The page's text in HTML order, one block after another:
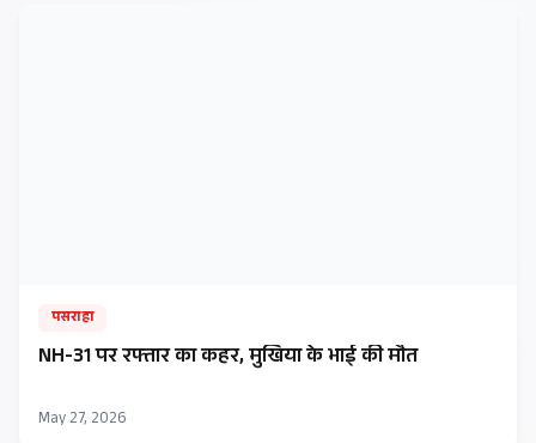
पसराहा
NH-31 पर रफ्तार का कहर, मुखिया के भाई की मौत
May 27, 2026